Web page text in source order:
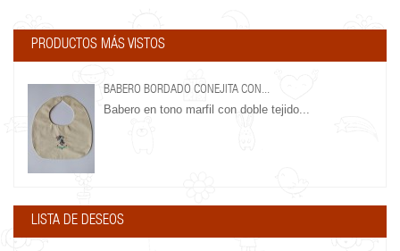
PRODUCTOS MÁS VISTOS
BABERO BORDADO CONEJITA CON...
Babero en tono marfil con doble tejido...
LISTA DE DESEOS